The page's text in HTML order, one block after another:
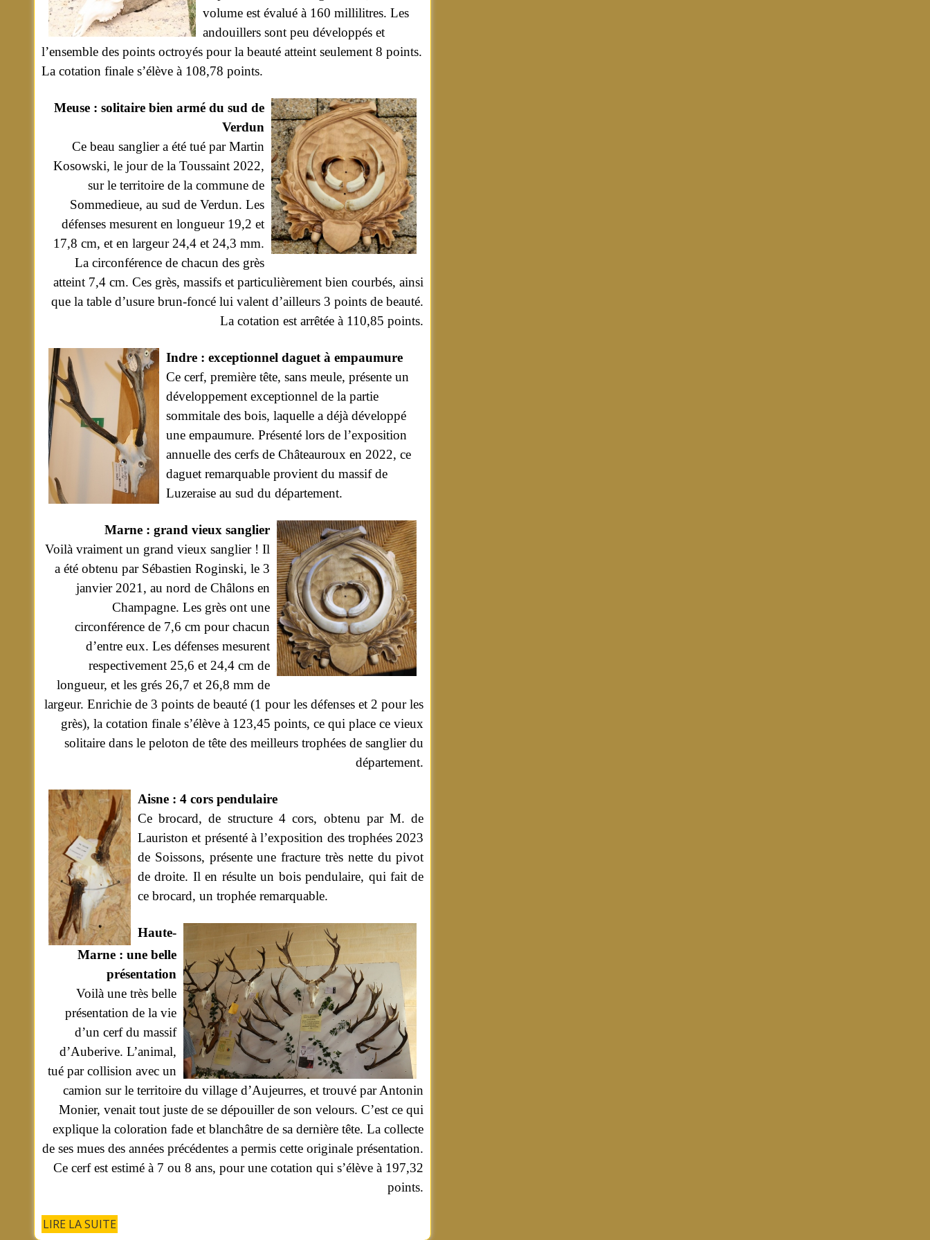
volume est évalué à 160 millilitres. Les
andouillers sont peu développés et
l’ensemble des points octroyés pour la beauté atteint seulement 8 points.
La cotation finale s’élève à 108,78 points.
Meuse : solitaire bien armé du sud de
Verdun
Ce beau sanglier a été tué par Martin
Kosowski, le jour de la Toussaint 2022,
sur le territoire de la commune de
Sommedieue, au sud de Verdun. Les
défenses mesurent en longueur 19,2 et
17,8 cm, et en largeur 24,4 et 24,3 mm.
La circonférence de chacun des grès
atteint 7,4 cm. Ces grès, massifs et particulièrement bien courbés, ainsi
que la table d’usure brun-foncé lui valent d’ailleurs 3 points de beauté.
La cotation est arrêtée à 110,85 points.
Indre : exceptionnel daguet à empaumure
Ce cerf, première tête, sans meule, présente un
développement exceptionnel de la partie
sommitale des bois, laquelle a déjà développé
une empaumure. Présenté lors de l’exposition
annuelle des cerfs de Châteauroux en 2022, ce
daguet remarquable provient du massif de
Luzeraise au sud du département.
Marne : grand vieux sanglier
Voilà vraiment un grand vieux sanglier ! Il
a été obtenu par Sébastien Roginski, le 3
janvier 2021, au nord de Châlons en
Champagne. Les grès ont une
circonférence de 7,6 cm pour chacun
d’entre eux. Les défenses mesurent
respectivement 25,6 et 24,4 cm de
longueur, et les grés 26,7 et 26,8 mm de
largeur. Enrichie de 3 points de beauté (1 pour les défenses et 2 pour les
grès), la cotation finale s’élève à 123,45 points, ce qui place ce vieux
solitaire dans le peloton de tête des meilleurs trophées de sanglier du
département.
Aisne : 4 cors pendulaire
Ce brocard, de structure 4 cors, obtenu par M. de
Lauriston et présenté à l’exposition des trophées 2023
de Soissons, présente une fracture très nette du pivot
de droite. Il en résulte un bois pendulaire, qui fait de
ce brocard, un trophée remarquable.
Haute-
Marne : une belle
présentation
Voilà une très belle
présentation de la vie
d’un cerf du massif
d’Auberive. L’animal,
tué par collision avec un
camion sur le territoire du village d’Aujeurres, et trouvé par Antonin
Monier, venait tout juste de se dépouiller de son velours. C’est ce qui
explique la coloration fade et blanchâtre de sa dernière tête. La collecte
de ses mues des années précédentes a permis cette originale présentation.
Ce cerf est estimé à 7 ou 8 ans, pour une cotation qui s’élève à 197,32
points.
LIRE LA SUITE